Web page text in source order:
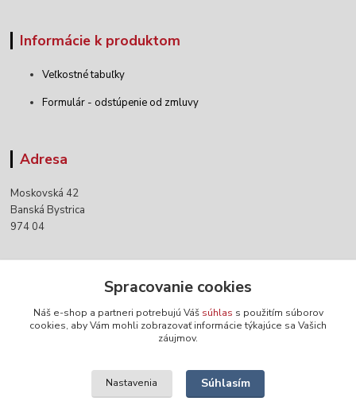
Informácie k produktom
Veľkostné tabuľky
Formulár - odstúpenie od zmluvy
Adresa
Moskovská 42
Banská Bystrica
974 04
+421 903 152 158
Spracovanie cookies
Náš e-shop a partneri potrebujú Váš súhlas s použitím súborov
cookies, aby Vám mohli zobrazovať informácie týkajúce sa Vašich
záujmov.
Nastavenia Súhlasím